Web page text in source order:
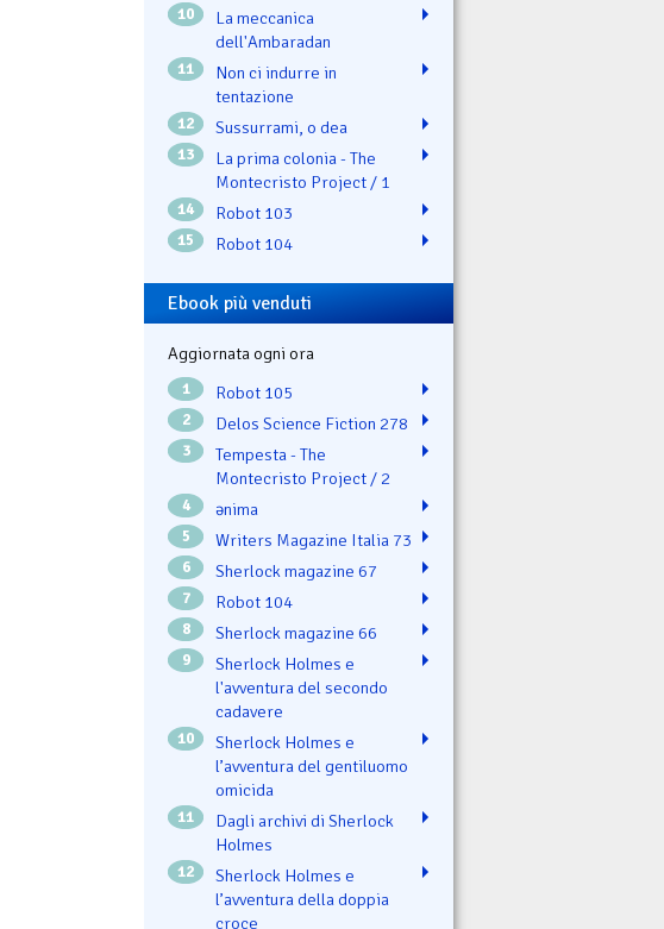
10
La meccanica
dell'Ambaradan
11
Non ci indurre in
tentazione
12 Sussurrami, o dea
13
La prima colonia - The
Montecristo Project / 1
14 Robot 103
15 Robot 104
Ebook più venduti
Aggiornata ogni ora
1 Robot 105
2 Delos Science Fiction 278
3
Tempesta - The
Montecristo Project / 2
4 ənima
5 Writers Magazine Italia 73
6 Sherlock magazine 67
7 Robot 104
8 Sherlock magazine 66
9
Sherlock Holmes e
l'avventura del secondo
cadavere
10
Sherlock Holmes e
l’avventura del gentiluomo
omicida
11
Dagli archivi di Sherlock
Holmes
12
Sherlock Holmes e
l’avventura della doppia
croce